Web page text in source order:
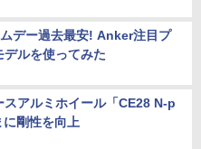
デー過去最安! Anker注目プ
デルを使ってみた
スアルミホイール「CE28 N-p
剛性を向上